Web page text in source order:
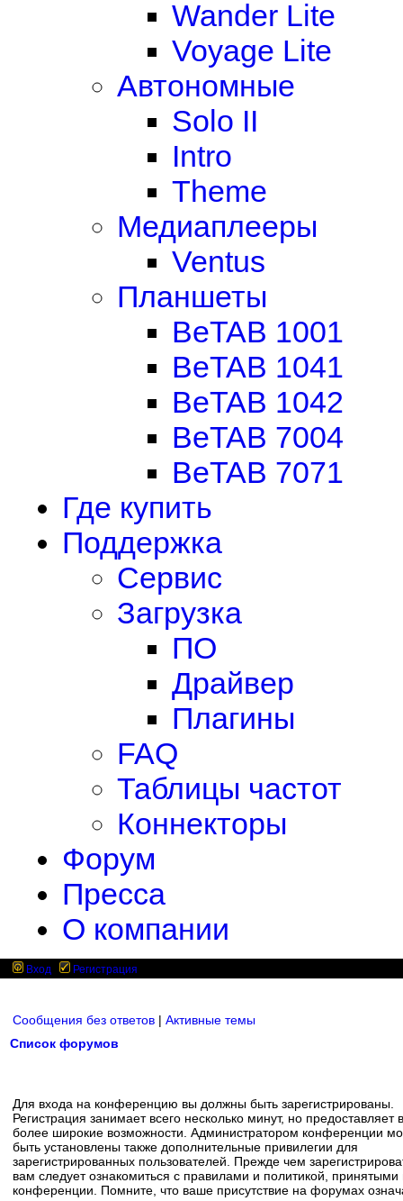
Wander Lite
Voyage Lite
Автономные
Solo II
Intro
Theme
Медиаплееры
Ventus
Планшеты
BeTAB 1001
BeTAB 1041
BeTAB 1042
BeTAB 7004
BeTAB 7071
Где купить
Поддержка
Сервис
Загрузка
ПО
Драйвер
Плагины
FAQ
Таблицы частот
Коннекторы
Форум
Пресса
О компании
Вход Регистрация
Сообщения без ответов | Активные темы
Список форумов
Для входа на конференцию вы должны быть зарегистрированы.
Регистрация занимает всего несколько минут, но предоставляет
более широкие возможности. Администратором конференции
быть установлены также дополнительные привилегии для
зарегистрированных пользователей. Прежде чем
вам следует ознакомиться с правилами и политикой, принятыми
конференции. Помните, что ваше присутствие на форумах